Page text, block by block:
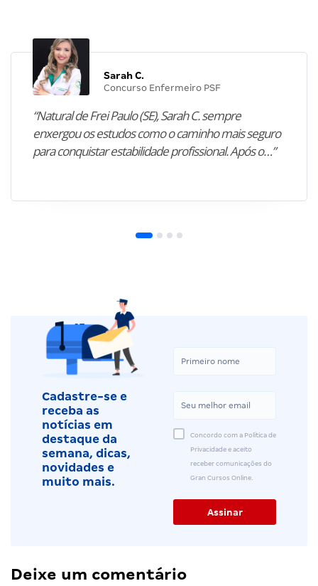
Sarah C.
Concurso Enfermeiro PSF
“Natural de Frei Paulo (SE), Sarah C. sempre
enxergou os estudos como o caminho mais seguro
para conquistar estabilidade profissional. Após o…”
Cadastre-se e
receba as
notícias em
destaque da
semana, dicas,
novidades e
muito mais.
Concordo com a Política de
Privacidade e aceito
receber comunicações do
Gran Cursos Online.
Deixe um comentário